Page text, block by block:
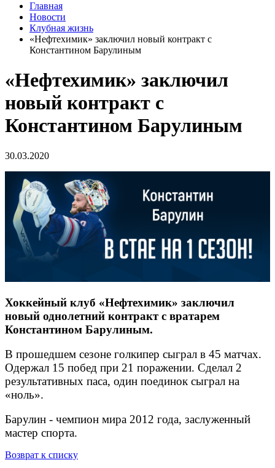
Главная
Новости
Клубная жизнь
«Нефтехимик» заключил новый контракт с
Константином Барулиным
«Нефтехимик» заключил
новый контракт с
Константином Барулиным
30.03.2020
Хоккейный клуб «Нефтехимик» заключил
новый однолетний контракт с вратарем
Константином Барулиным.
В прошедшем сезоне голкипер сыграл в 45 матчах.
Одержал 15 побед при 21 поражении. Сделал 2
результативных паса, один поединок сыграл на
«ноль».
Барулин - чемпион мира 2012 года, заслуженный
мастер спорта.
Возврат к списку